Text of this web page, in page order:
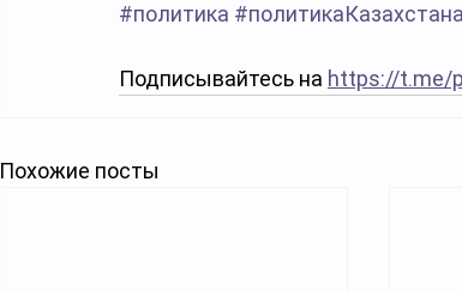
#политика #политикаКазахстана
Подписывайтесь на https://t.me/
Похожие посты